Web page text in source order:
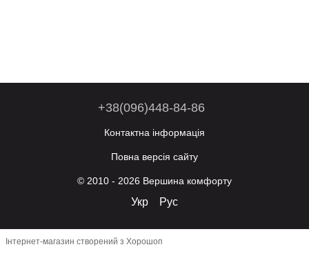
+38(096)448-84-86
Контактна інформація
Повна версія сайту
© 2010 - 2026 Вершина комфорту
Укр Рус
Інтернет-магазин створений з Хорошоп